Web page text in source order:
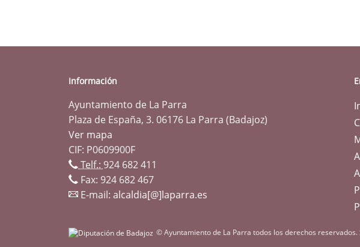
Información
Ayuntamiento de La Parra
Plaza de España, 3. 06176 La Parra (Badajoz)
Ver mapa
CIF: P0609900F
Telf.:924 682 411
Fax: 924 682 467
E-mail: alcaldia[@]laparra.es
© Ayuntamiento de La Parra todos los derechos reservados.